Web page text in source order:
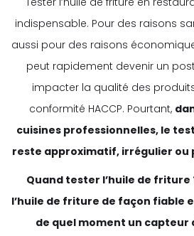
indispensable. Pour des raisons
aussi pour des raisons
peut rapidement devenir un
impacter la qualité des
conformité HACCP. Pourtant,
cuisines professionnelles, le
reste approximatif, irrégulier
Quand tester l’huile de
l’huile de friture de façon fiable
de quel moment un capteur